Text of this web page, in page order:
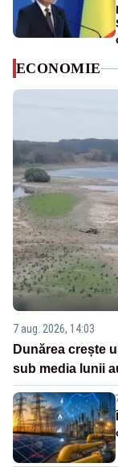
ECONOMIE
7 aug. 2026, 14:03
Dunărea crește
sub media lunii